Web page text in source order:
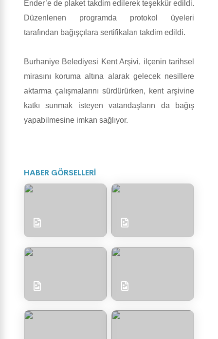
Ender’e de plaket takdim edilerek teşekkür edildi.
Düzenlenen programda protokol üyeleri
tarafından bağışçılara sertifikaları takdim edildi.
Burhaniye Belediyesi Kent Arşivi, ilçenin tarihsel
mirasını koruma altına alarak gelecek nesillere
aktarma çalışmalarını sürdürürken, kent arşivine
katkı sunmak isteyen vatandaşların da bağış
yapabilmesine imkan sağlıyor.
HABER GÖRSELLERİ